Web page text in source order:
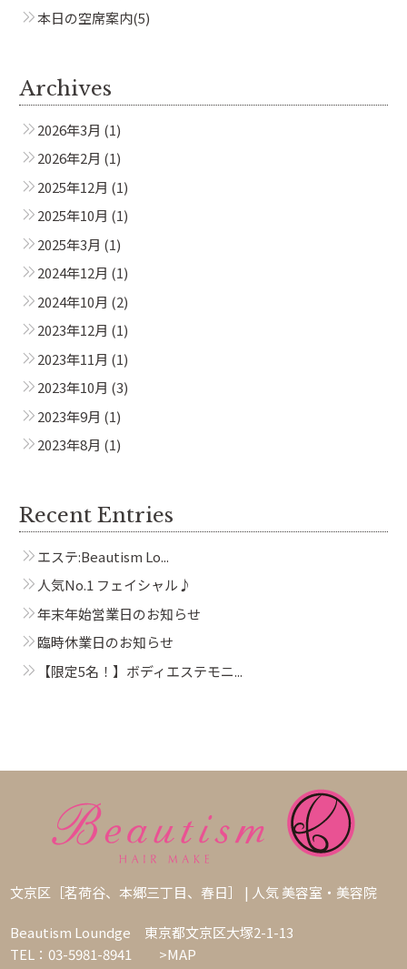
本日の空席案内(5)
Archives
2026年3月 (1)
2026年2月 (1)
2025年12月 (1)
2025年10月 (1)
2025年3月 (1)
2024年12月 (1)
2024年10月 (2)
2023年12月 (1)
2023年11月 (1)
2023年10月 (3)
2023年9月 (1)
2023年8月 (1)
Recent Entries
エステ:Beautism Lo...
人気No.1 フェイシャル♪
年末年始営業日のお知らせ
臨時休業日のお知らせ
【限定5名！】ボディエステモニ...
文京区［茗荷谷、本郷三丁目、春日］ | 人気 美容室・美容院
Beautism Loundge 東京都文京区大塚2-1-13
TEL：03-5981-8941
>MAP